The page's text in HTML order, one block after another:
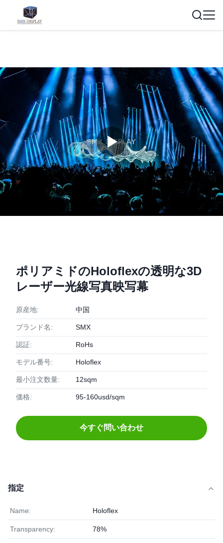
ポリアミドのHoloflexの透明な3D
レーザー光線写真映写幕
原産地: 中国
ブランド名: SMX
認証: RoHs
モデル番号: Holoflex
最小注文数量: 12sqm
価格: 95-160usd/sqm
今すぐ問い合わせ
指定
Name: Holoflex
Transparency: 78%